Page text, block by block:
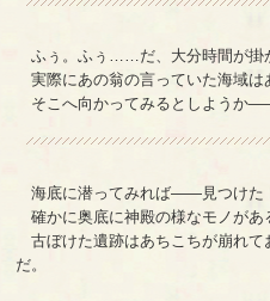
ふぅ。ふぅ……だ、大分時間が掛
実際にあの翁の言っていた海域は
そこへ向かってみるとしようか
海底に潜ってみれば――見つけた
確かに奥底に神殿の様なモノが
古ぼけた遺跡はあちこちが崩れて
だ。